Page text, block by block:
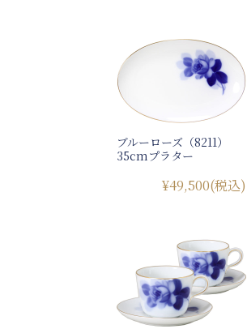
ブルーローズ（8211）
35cmプラター
¥49,500(税込)